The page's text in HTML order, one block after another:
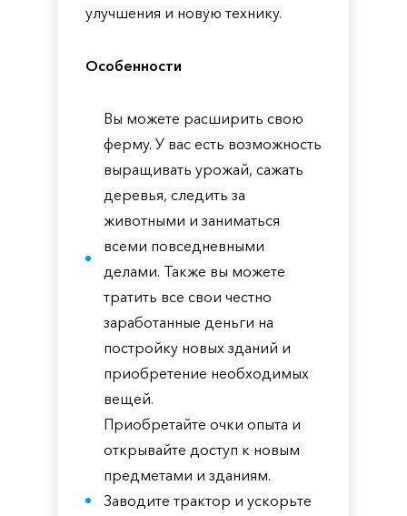
улучшения и новую технику.
Особенности
Вы можете расширить свою
ферму. У вас есть возможность
выращивать урожай, сажать
деревья, следить за
животными и заниматься
всеми повседневными
делами. Также вы можете
тратить все свои честно
заработанные деньги на
постройку новых зданий и
приобретение необходимых
вещей.
Приобретайте очки опыта и
открывайте доступ к новым
предметами и зданиям.
Заводите трактор и ускорьте